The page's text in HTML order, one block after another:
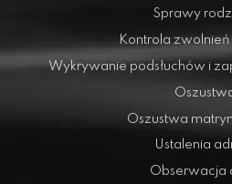
Sprawy
Kontrola zwolnień
Wykrywanie podsłuchów i
Oszustwa
Ustalenia
Obserwacja